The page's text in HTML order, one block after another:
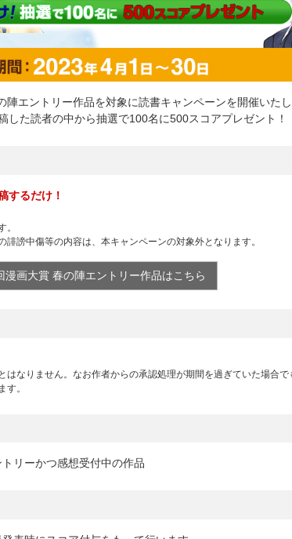
エントリー作品を対象に読書キャンペーンを開催いたし
した読者の中から抽選で100名に500スコアプレゼント！
するだけ！
謗中傷等の内容は、本キャンペーンの対象外となります。
漫画大賞 春の陣エントリー作品はこちら
なりません。なお作者からの承認処理が期間を過ぎていた場合で
す。
リーかつ感想受付中の作品